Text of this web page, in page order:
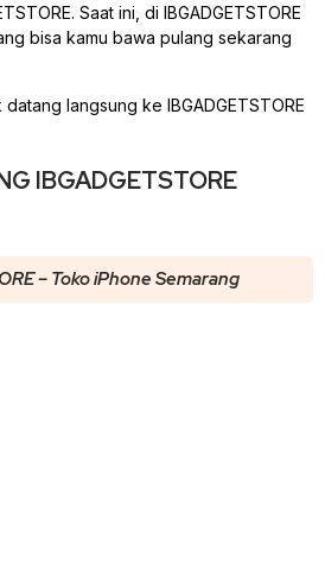
Saat ini, di IBGADGETSTORE
bisa kamu bawa pulang sekarang
langsung ke IBGADGETSTORE
IBGADGETSTORE
– Toko iPhone Semarang